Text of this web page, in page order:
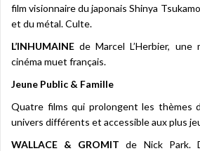
film visionnaire du japonais Shinya
et du métal. Culte.
L’INHUMAINEde Marcel L’Herbier,
cinéma muet français.
Jeune Public & Famille
Quatre films qui prolongent les thèmes
univers différents et accessible aux plus
WALLACE & GROMIT de Nick Park.